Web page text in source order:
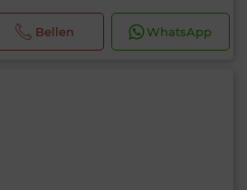
Bellen WhatsApp